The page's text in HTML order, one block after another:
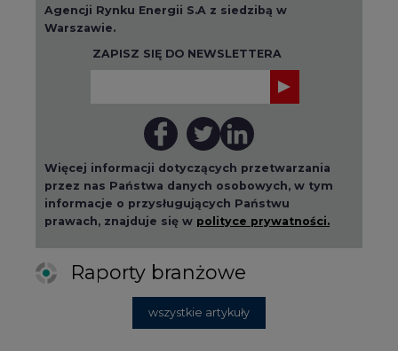
Agencji Rynku Energii S.A z siedzibą w
Warszawie.
ZAPISZ SIĘ DO NEWSLETTERA
Więcej informacji dotyczących przetwarzania
przez nas Państwa danych osobowych, w tym
informacje o przysługujących Państwu
prawach, znajduje się w polityce prywatności.
Raporty branżowe
wszystkie artykuły